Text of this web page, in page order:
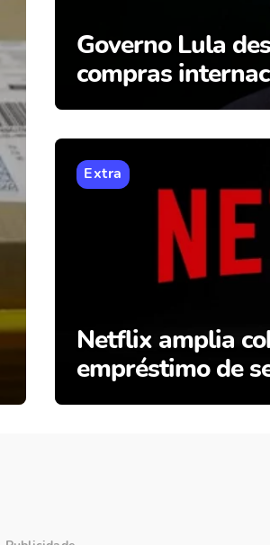
Governo Lula
compras
Netflix amplia
empréstimo de
Extra